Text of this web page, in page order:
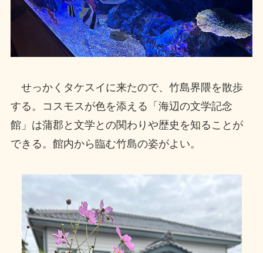
せっかくタケスイに来たので、竹島界隈を散歩
する。コスモスが色を添える「海辺の文学記念
館」は蒲郡と文学との関わりや歴史を知ることが
できる。館内から臨む竹島の姿がよい。